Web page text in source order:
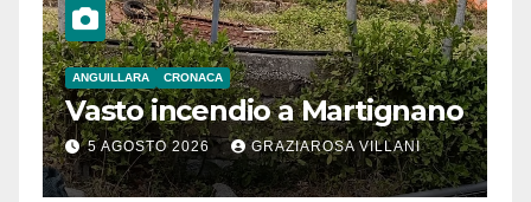
ANGUILLARA CRONACA
Vasto incendio a Martignano
5 AGOSTO 2026 GRAZIAROSA VILLANI